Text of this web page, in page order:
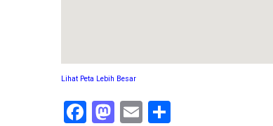
Lihat Peta Lebih Besar
Facebook
Mastodon
Email